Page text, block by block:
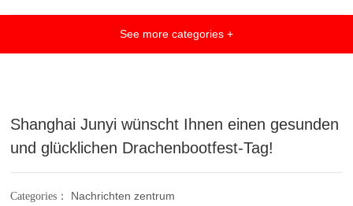
See more categories +
Shanghai Junyi wünscht Ihnen einen gesunden
und glücklichen Drachenbootfest-Tag!
Categories： Nachrichten zentrum